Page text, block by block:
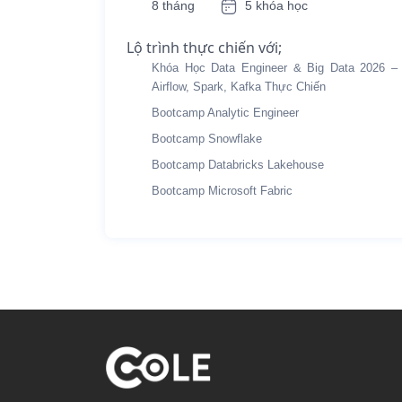
8 tháng 5 khóa học
Lộ trình thực chiến với;
Khóa Học Data Engineer & Big Data 2026 –
Airflow, Spark, Kafka Thực Chiến
Bootcamp Analytic Engineer
Bootcamp Snowflake
Bootcamp Databricks Lakehouse
Bootcamp Microsoft Fabric